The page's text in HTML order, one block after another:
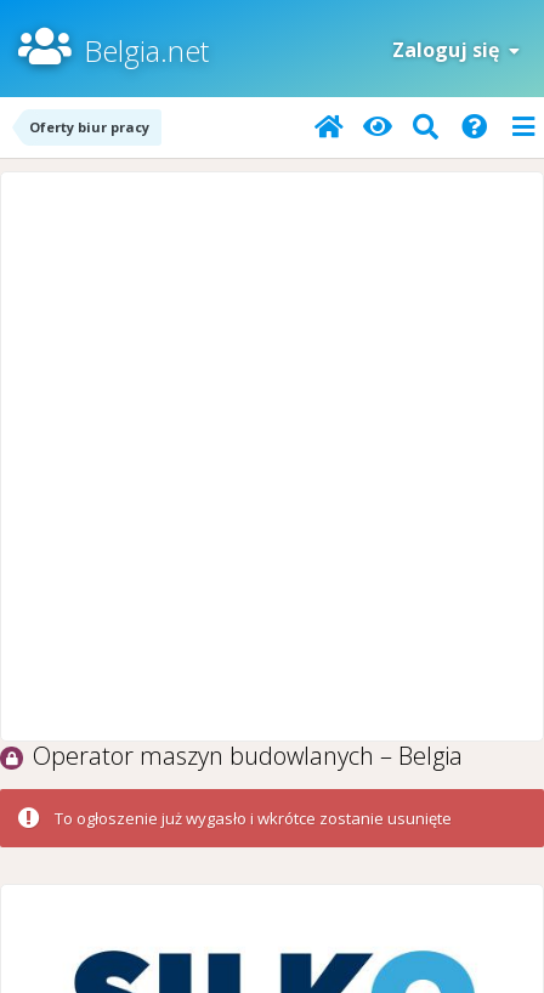
Belgia.net Zaloguj się
Oferty biur pracy
Operator maszyn budowlanych – Belgia
To ogłoszenie już wygasło i wkrótce zostanie usunięte